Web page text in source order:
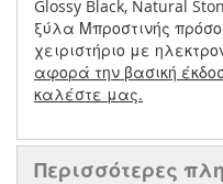
Glossy Black, Natural
ξύλα Μπροστινής
χειριστήριο με
αφορά την βασική
καλέστε μας.
Περισσότερες